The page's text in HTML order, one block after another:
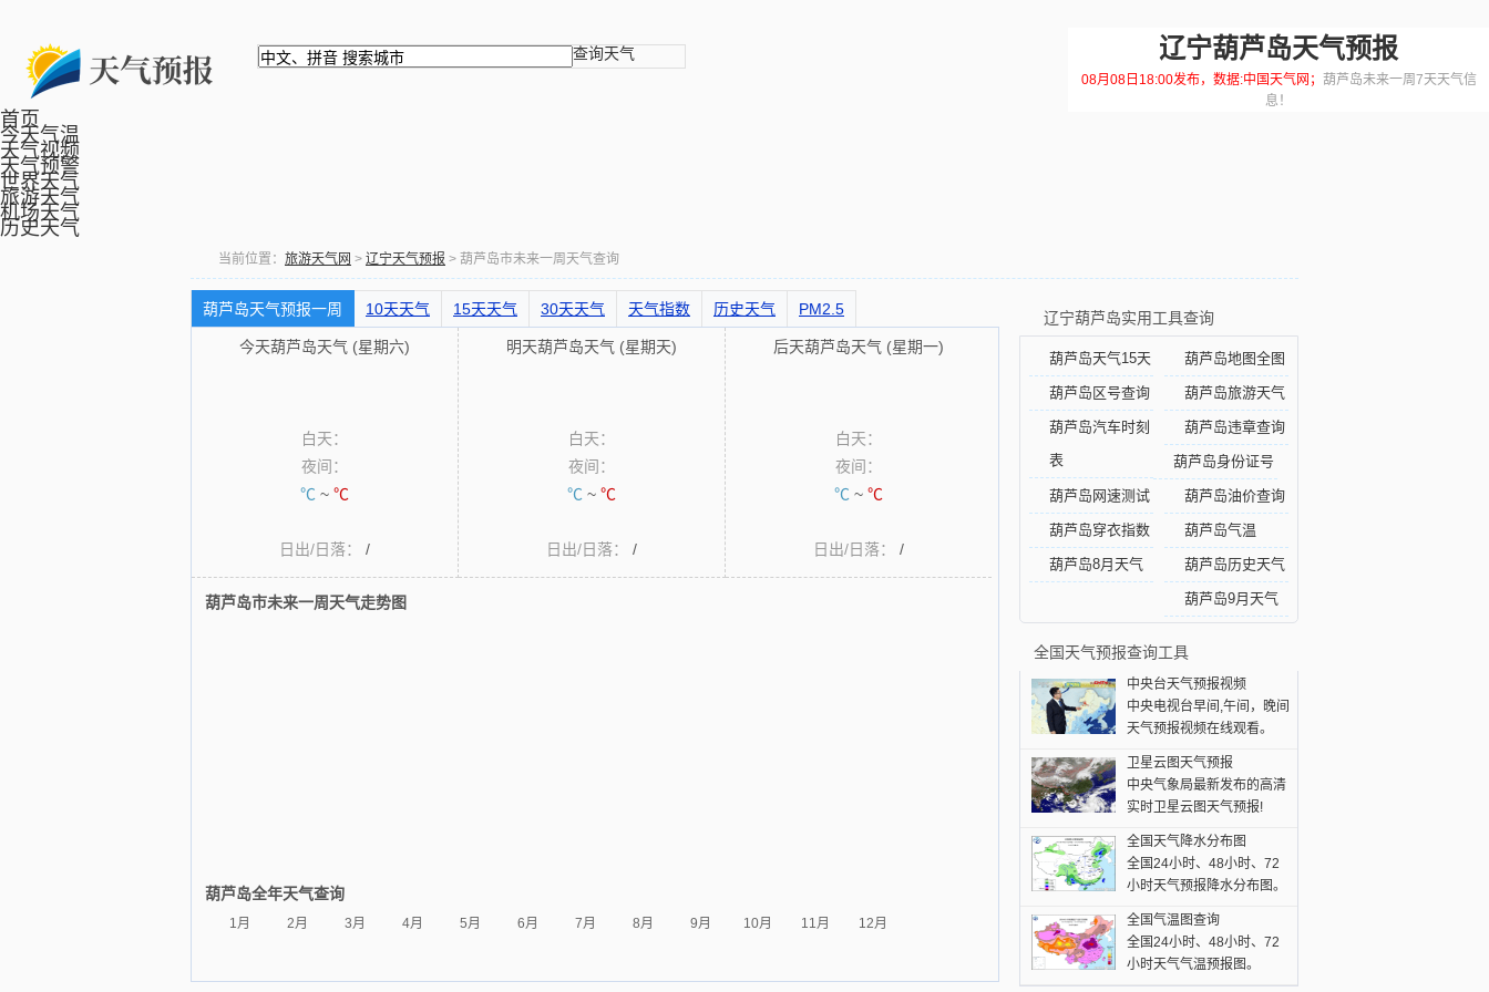
查询天气 辽宁葫芦岛天气预报
08月08日18:00发布，数据:中国天气网；
葫芦岛未来一周7天天气信
息！
首页
今天气温
天气视频
天气预警
世界天气
旅游天气
机场天气
历史天气
当前位置： 旅游天气网 > 辽宁天气预报 > 葫芦岛市未来一周天气查询
葫芦岛天气预报一周 10天天气 15天天气 30天天气 天气指数 历史天气 PM2.5
今天葫芦岛天气 (星期六)
白天：
夜间：
℃ ~ ℃
日出/日落： /
明天葫芦岛天气 (星期天)
白天：
夜间：
℃ ~ ℃
日出/日落： /
后天葫芦岛天气 (星期一)
白天：
夜间：
℃ ~ ℃
日出/日落： /
葫芦岛市未来一周天气走势图
葫芦岛全年天气查询
1月 2月 3月 4月 5月 6月 7月 8月 9月 10月 11月 12月
辽宁葫芦岛实用工具查询
葫芦岛天气15天 葫芦岛地图全图
葫芦岛区号查询 葫芦岛旅游天气
葫芦岛汽车时刻
表
葫芦岛违章查询
葫芦岛身份证号
葫芦岛油价查询
葫芦岛网速测试
葫芦岛气温
葫芦岛穿衣指数
葫芦岛历史天气
葫芦岛8月天气
葫芦岛9月天气
全国天气预报查询工具
中央台天气预报视频
中央电视台早间,午间，晚间
天气预报视频在线观看。
卫星云图天气预报
中央气象局最新发布的高清
实时卫星云图天气预报!
全国天气降水分布图
全国24小时、48小时、72
小时天气预报降水分布图。
全国气温图查询
全国24小时、48小时、72
小时天气气温预报图。